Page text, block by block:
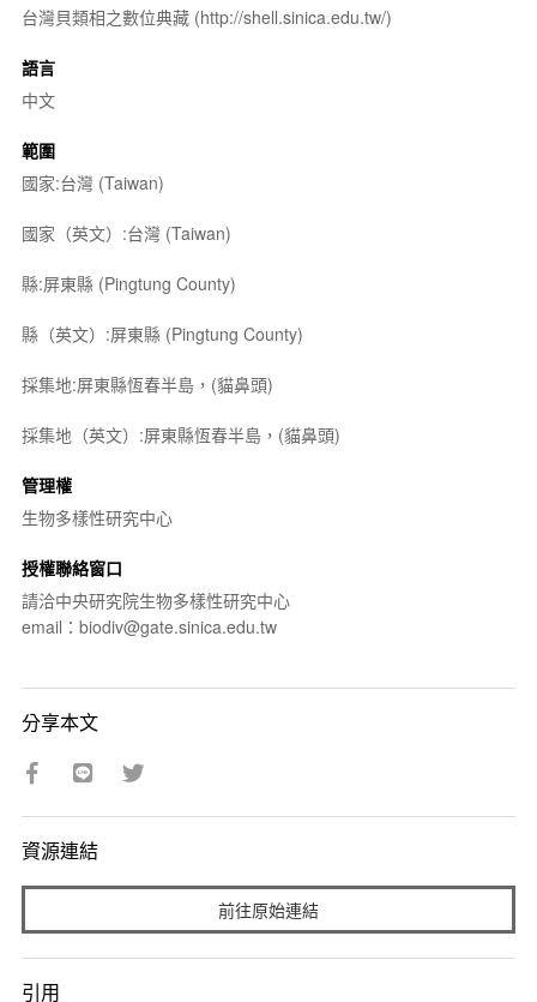
台灣貝類相之數位典藏 (http://shell.sinica.edu.tw/)
語言
中文
範圍
國家:台灣 (Taiwan)
國家（英文）:台灣 (Taiwan)
縣:屏東縣 (Pingtung County)
縣（英文）:屏東縣 (Pingtung County)
採集地:屏東縣恆春半島，(貓鼻頭)
採集地（英文）:屏東縣恆春半島，(貓鼻頭)
管理權
生物多樣性研究中心
授權聯絡窗口
請洽中央研究院生物多樣性研究中心
email：biodiv@gate.sinica.edu.tw
分享本文
資源連結
前往原始連結
引用